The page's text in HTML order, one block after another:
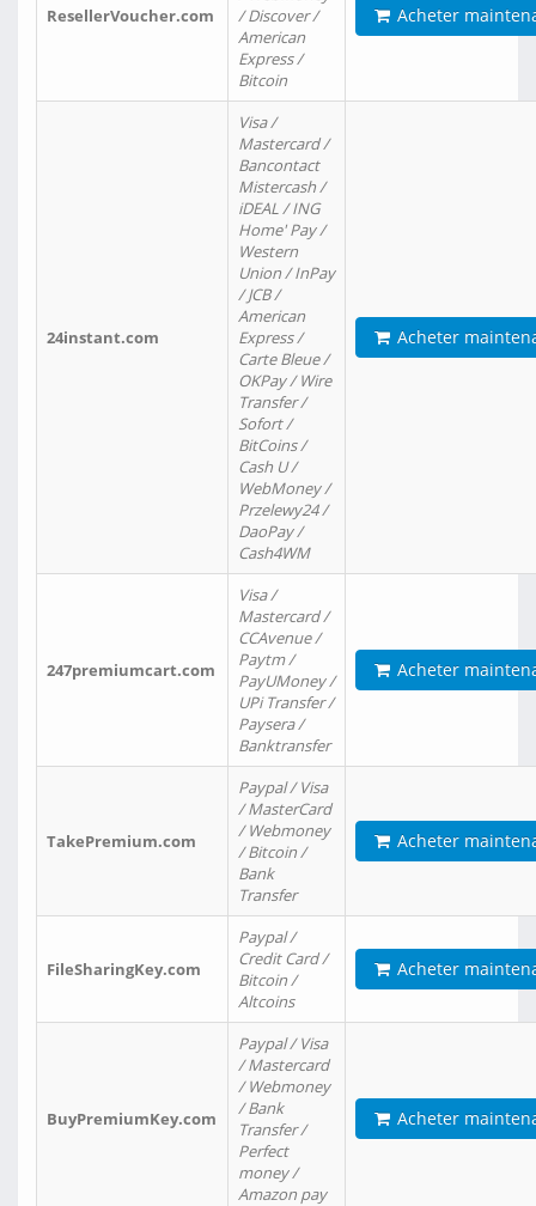
ResellerVoucher.com
/ Discover /
American
Express /
Bitcoin
Acheter
24instant.com
Visa /
Mastercard /
Bancontact
Mistercash /
iDEAL / ING
Home' Pay /
Western
Union / InPay
/ JCB /
American
Express /
Carte Bleue /
OKPay / Wire
Transfer /
Sofort /
BitCoins /
Cash U /
WebMoney /
Przelewy24 /
DaoPay /
Cash4WM
Acheter
247premiumcart.com
Visa /
Mastercard /
CCAvenue /
Paytm /
PayUMoney /
UPi Transfer /
Paysera /
Banktransfer
Acheter
TakePremium.com
Paypal / Visa
/ MasterCard
/ Webmoney
/ Bitcoin /
Bank
Transfer
Acheter
FileSharingKey.com
Paypal /
Credit Card /
Bitcoin /
Altcoins
Acheter
BuyPremiumKey.com
Paypal / Visa
/ Mastercard
/ Webmoney
/ Bank
Transfer /
Perfect
money /
Amazon pay
Acheter